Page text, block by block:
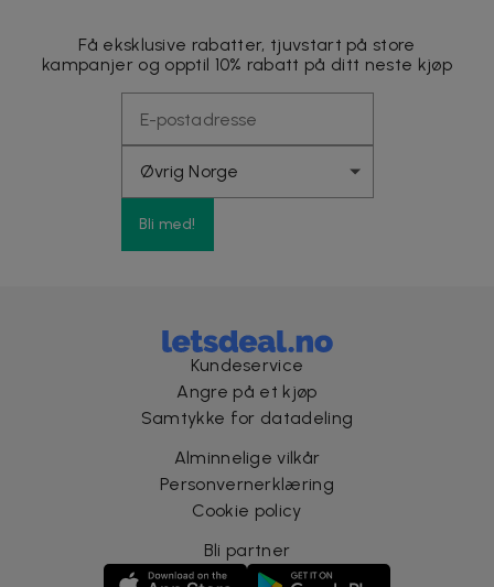
Få eksklusive rabatter, tjuvstart på store
kampanjer og opptil 10% rabatt på ditt neste kjøp
Bli med!
Kundeservice
Angre på et kjøp
Samtykke for datadeling
Alminnelige vilkår
Personvernerklæring
Cookie policy
Bli partner